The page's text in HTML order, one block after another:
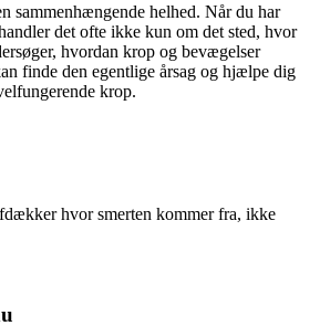
sammenhængende helhed. Når du har
det ofte ikke kun om det sted, hvor
hvordan krop og bevægelser
finde den egentlige årsag og hjælpe dig
krop.
hvor smerten kommer fra, ikke